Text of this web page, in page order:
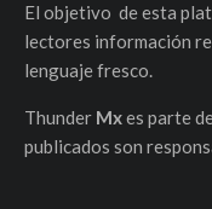
El objetivo de esta
lectores información
lenguaje fresco.
Thunder Mxes parte
publicados son